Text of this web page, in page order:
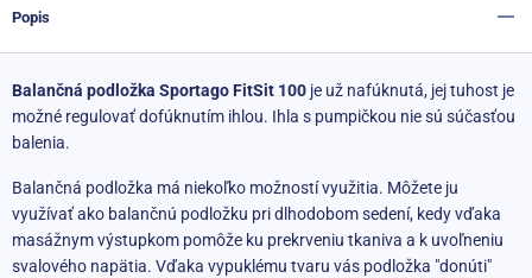
Popis
Balančná podložka Sportago FitSit 100 je už nafúknutá, jej tuhost je
možné regulovať dofúknutím ihlou. Ihla s pumpičkou nie sú súčasťou
balenia.
Balančná podložka má niekoľko možností využitia. Môžete ju
využívať ako balančnú podložku pri dlhodobom sedení, kedy vďaka
masážnym výstupkom pomôže ku prekrveniu tkaniva a k uvoľneniu
svalového napätia. Vďaka vypuklému tvaru vás podložka "donúti"